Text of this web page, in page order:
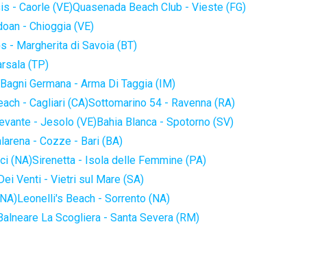
- Caorle (VE)Quasenada Beach Club - Vieste (FG)
- Chioggia (VE)
- Margherita di Savoia (BT)
(TP)
Bagni Germana - Arma Di Taggia (IM)
- Cagliari (CA)Sottomarino 54 - Ravenna (RA)
- Jesolo (VE)Bahia Blanca - Spotorno (SV)
- Cozze - Bari (BA)
(NA)Sirenetta - Isola delle Femmine (PA)
Venti - Vietri sul Mare (SA)
Leonelli's Beach - Sorrento (NA)
La Scogliera - Santa Severa (RM)